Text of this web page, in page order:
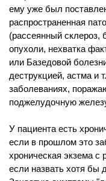
ему уже был
распространенная
(рассеянный склероз,
опухоли, нехватка
или Базедовой
деструкцией, астма и
заболеваниях,
поджелудочную
У пациента есть
если в прошлом это
хроническая экзема с
если назвать хотя бы